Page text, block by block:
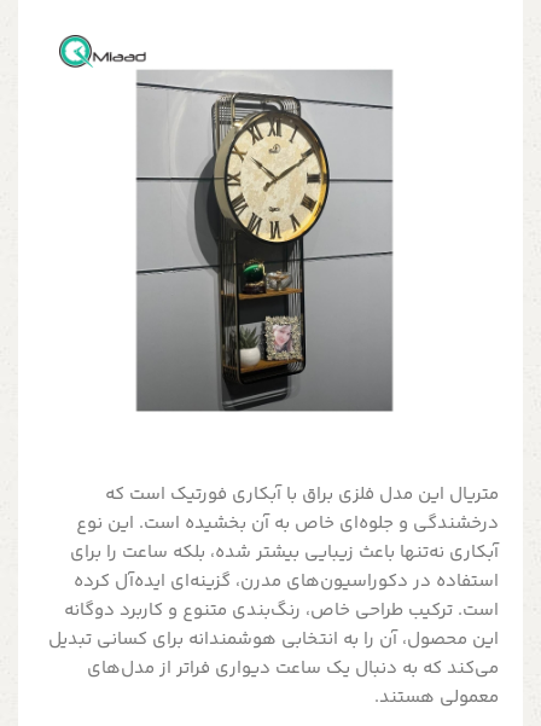
متریال این مدل فلزی براق با آبکاری فورتیک است که
درخشندگی و جلوه‌ای خاص به آن بخشیده است. این نوع
آبکاری نه‌تنها باعث زیبایی بیشتر شده، بلکه ساعت را برای
استفاده در دکوراسیون‌های مدرن، گزینه‌ای ایده‌آل کرده
است. ترکیب طراحی خاص، رنگ‌بندی متنوع و کاربرد دوگانه
این محصول، آن را به انتخابی هوشمندانه برای کسانی تبدیل
می‌کند که به دنبال یک ساعت دیواری فراتر از مدل‌های
معمولی هستند.